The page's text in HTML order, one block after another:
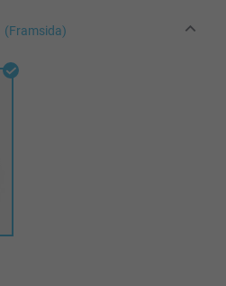
(Framsida)